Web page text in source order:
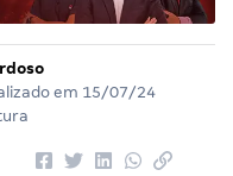
em 15/07/24